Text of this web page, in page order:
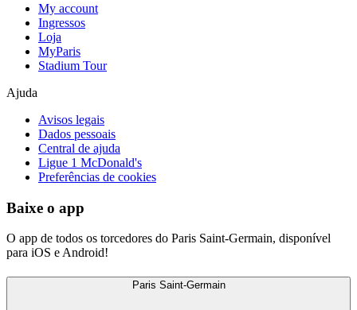
My account
Ingressos
Loja
MyParis
Stadium Tour
Ajuda
Avisos legais
Dados pessoais
Central de ajuda
Ligue 1 McDonald's
Preferências de cookies
Baixe o app
O app de todos os torcedores do Paris Saint-Germain, disponível
para iOS e Android!
Paris Saint-Germain